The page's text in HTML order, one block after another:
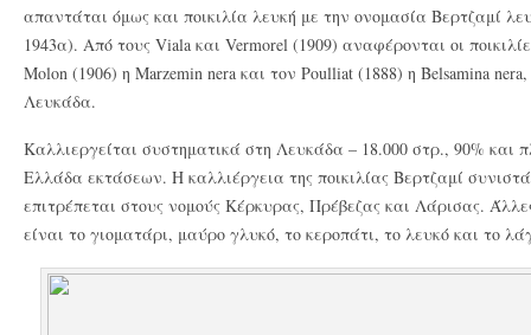
απαντάται όμως και ποικιλία λευκή με την ονομασία Βερτζαμί
1943α). Από τους Viala και Vermorel (1909) αναφέρονται οι
Molon (1906) η Marzemin nera και τον Poulliat (1888) η Belsamina
Λευκάδα.
Καλλιεργείται συστηματικά στη Λευκάδα – 18.000 στρ., 90% και
Ελλάδα εκτάσεων. Η καλλιέργεια της ποικιλίας Βερτζαμί
επιτρέπεται στους νομούς Κέρκυρας, Πρέβεζας και Λάρισας.
είναι το γιοματάρι, μαύρο γλυκό, το κεροπάτι, το λευκό και το